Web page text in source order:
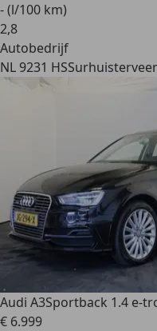
- (l/100 km)
2,8
Autobedrijf
NL 9231 HS
Audi A3Sportback 1.4 e-
€ 6.999